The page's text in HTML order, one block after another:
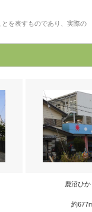
を表すものであり、実際の
鹿沼ひ
約